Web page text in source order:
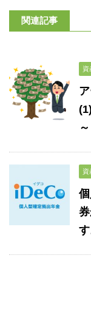
関連記事
資
～
資
す